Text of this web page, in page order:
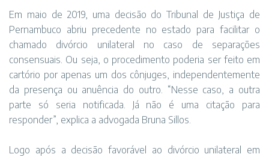
Em maio de 2019, uma decisão do Tribunal de Justiça de
Pernambuco abriu precedente no estado para facilitar o
chamado divórcio unilateral no caso de separações
consensuais. Ou seja, o procedimento poderia ser feito em
cartório por apenas um dos cônjuges, independentemente
da presença ou anuência do outro. “Nesse caso, a outra
parte só seria notificada. Já não é uma citação para
responder”, explica a advogada Bruna Sillos.
Logo após a decisão favorável ao divórcio unilateral em